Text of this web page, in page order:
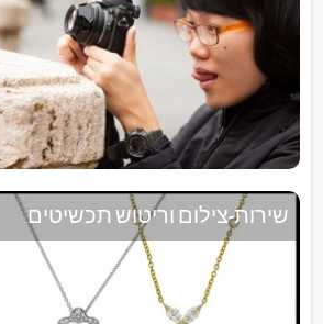
שירות-צילום וריטוש תכשיטים